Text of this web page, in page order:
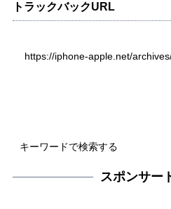
トラックバックURL
https://iphone-apple.net/
スポンサー